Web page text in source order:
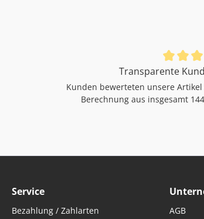
Durchschnittliche Bewertung von 4.46 von 5
Transparente
Kunden bewerteten unsere
Berechnung aus insgesamt
Service
Bezahlung / Zahlarten
AGB